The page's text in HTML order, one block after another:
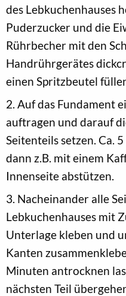
des Lebkuchenhauses
Puderzucker und die
Rührbecher mit den
Handrührgerätes
einen Spritzbeutel
2. Auf das Fundament
auftragen und darauf
Seitenteils setzen. Ca.
dann z.B. mit einem
Innenseite abstützen.
3. Nacheinander alle
Lebkuchenhauses mit
Unterlage kleben und
Kanten
Minuten antrocknen
nächsten Teil